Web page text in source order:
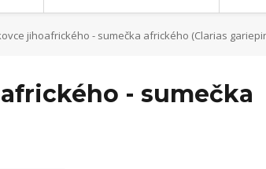
jihoafrického - sumečka afrického (Clarias
- sumečka